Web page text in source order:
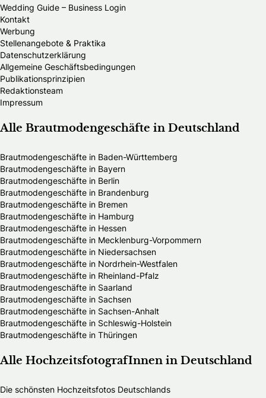
Wedding Guide – Business Login
Kontakt
Werbung
Stellenangebote & Praktika
Datenschutzerklärung
Allgemeine Geschäftsbedingungen
Publikationsprinzipien
Redaktionsteam
Impressum
Alle Brautmodengeschäfte in Deutschland
Brautmodengeschäfte in Baden-Württemberg
Brautmodengeschäfte in Bayern
Brautmodengeschäfte in Berlin
Brautmodengeschäfte in Brandenburg
Brautmodengeschäfte in Bremen
Brautmodengeschäfte in Hamburg
Brautmodengeschäfte in Hessen
Brautmodengeschäfte in Mecklenburg-Vorpommern
Brautmodengeschäfte in Niedersachsen
Brautmodengeschäfte in Nordrhein-Westfalen
Brautmodengeschäfte in Rheinland-Pfalz
Brautmodengeschäfte in Saarland
Brautmodengeschäfte in Sachsen
Brautmodengeschäfte in Sachsen-Anhalt
Brautmodengeschäfte in Schleswig-Holstein
Brautmodengeschäfte in Thüringen
Alle HochzeitsfotografInnen in Deutschland
Die schönsten Hochzeitsfotos Deutschlands